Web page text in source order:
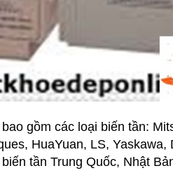
bao gồm các loại biến tần:
HuaYuan, LS,
tần Trung Quốc, Nhật